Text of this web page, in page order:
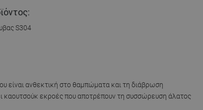
S304
είναι ανθεκτική στο θαμπώματα και τη διάβρωση
καουτσούκ εκροές που αποτρέπουν τη συσσώρευση άλατος